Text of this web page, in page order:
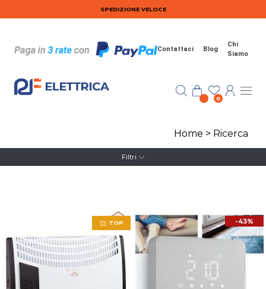
Salta al contenuto principaleSPEDIZIONE VELOCE
Contattaci Blog
Chi
Siamo
0
Home > Ricerca
Filtri
TOP -43%